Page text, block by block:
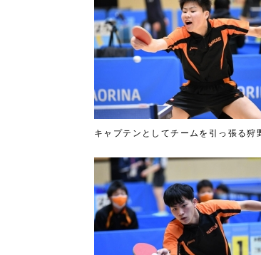
キャプテンとしてチームを引っ張る狩